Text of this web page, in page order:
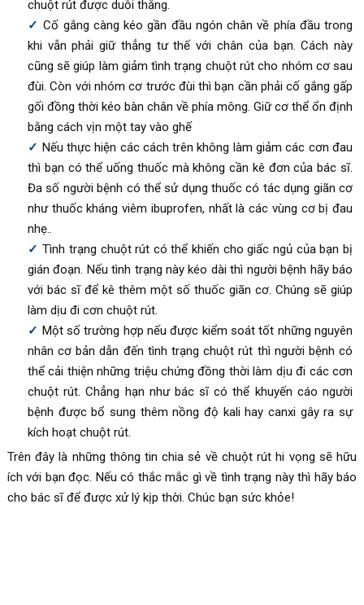
chuột rút được duỗi thẳng.
Cố gắng càng kéo gần đầu ngón chân về phía đầu trong
khi vẫn phải giữ thẳng tư thế với chân của bạn. Cách này
cũng sẽ giúp làm giảm tình trạng chuột rút cho nhóm cơ sau
đùi. Còn với nhóm cơ trước đùi thì bạn cần phải cố gắng gấp
gối đồng thời kéo bàn chân về phía mông. Giữ cơ thể ổn định
bằng cách vịn một tay vào ghế
Nếu thực hiện các cách trên không làm giảm các cơn đau
thì bạn có thể uống thuốc mà không cần kê đơn của bác sĩ.
Đa số người bệnh có thể sử dụng thuốc có tác dụng giãn cơ
như thuốc kháng viêm ibuprofen, nhất là các vùng cơ bị đau
nhẹ..
Tình trạng chuột rút có thể khiến cho giấc ngủ của bạn bị
gián đoạn. Nếu tình trạng này kéo dài thì người bệnh hãy báo
với bác sĩ để kê thêm một số thuốc giãn cơ. Chúng sẽ giúp
làm dịu đi cơn chuột rút.
Một số trường hợp nếu được kiểm soát tốt những nguyên
nhân cơ bản dẫn đến tình trạng chuột rút thì người bệnh có
thể cải thiện những triệu chứng đồng thời làm dịu đi các cơn
chuột rút. Chẳng hạn như bác sĩ có thể khuyến cáo người
bệnh được bổ sung thêm nồng độ kali hay canxi gây ra sự
kích hoạt chuột rút.
Trên đây là những thông tin chia sẻ về chuột rút hi vọng sẽ hữu
ích với bạn đọc. Nếu có thắc mắc gì về tình trạng này thì hãy báo
cho bác sĩ để được xử lý kịp thời. Chúc bạn sức khỏe!